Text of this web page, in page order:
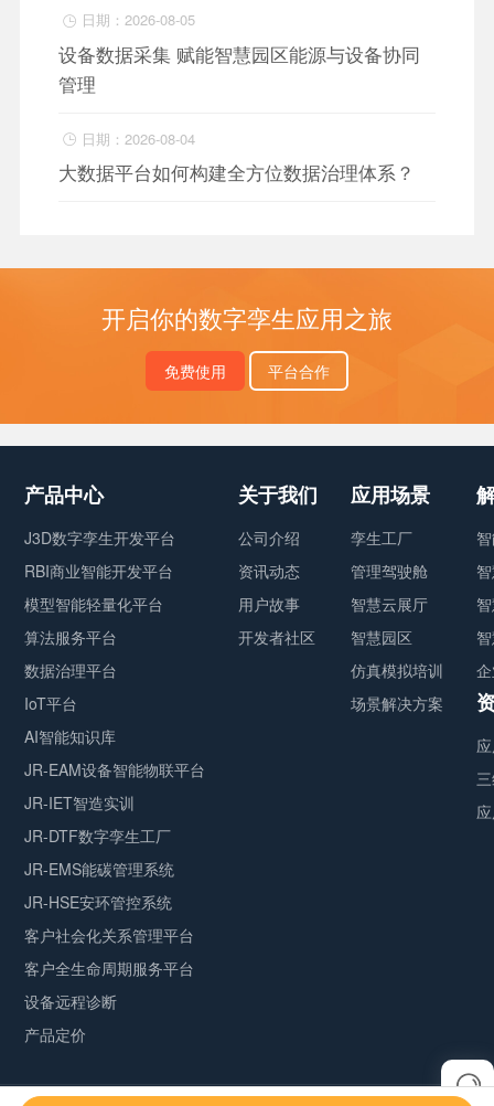
 日期：2026-08-05
设备数据采集 赋能智慧园区能源与设备协同
管理
 日期：2026-08-04
大数据平台如何构建全方位数据治理体系？
开启你的数字孪生应用之旅
免费使用 平台合作
产品中心
J3D数字孪生开发平台
RBI商业智能开发平台
模型智能轻量化平台
算法服务平台
数据治理平台
IoT平台
AI智能知识库
JR-EAM设备智能物联平台
JR-IET智造实训
JR-DTF数字孪生工厂
JR-EMS能碳管理系统
JR-HSE安环管控系统
客户社会化关系管理平台
客户全生命周期服务平台
设备远程诊断
产品定价
关于我们
公司介绍
资讯动态
用户故事
开发者社区
应用场景
孪生工厂
管理驾驶舱
智慧云展厅
智慧园区
仿真模拟培训
场景解决方案